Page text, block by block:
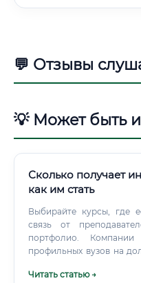
💬 Отзывы
💡 Может быть
Сколько получает
как им стать
Выбирайте курсы, где
связь от
портфолио.
профильных вузов на
хорошую теоретическую
Читать статью →